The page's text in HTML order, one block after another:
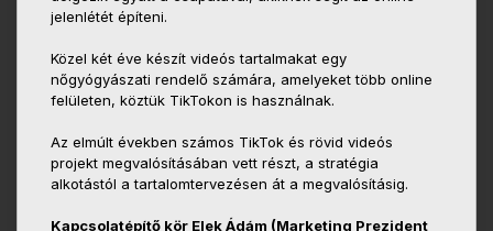
jelenlétét építeni.
Közel két éve készít videós tartalmakat egy
nőgyógyászati rendelő számára, amelyeket több online
felületen, köztük TikTokon is használnak.
Az elmúlt években számos TikTok és rövid videós
projekt megvalósításában vett részt, a stratégia
alkotástól a tartalomtervezésen át a megvalósításig.
Kapcsolatépítő kör Elek Ádám (Marketing Prezident